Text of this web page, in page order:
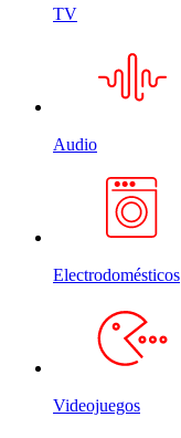
TV
Audio
Electrodomésticos
Videojuegos